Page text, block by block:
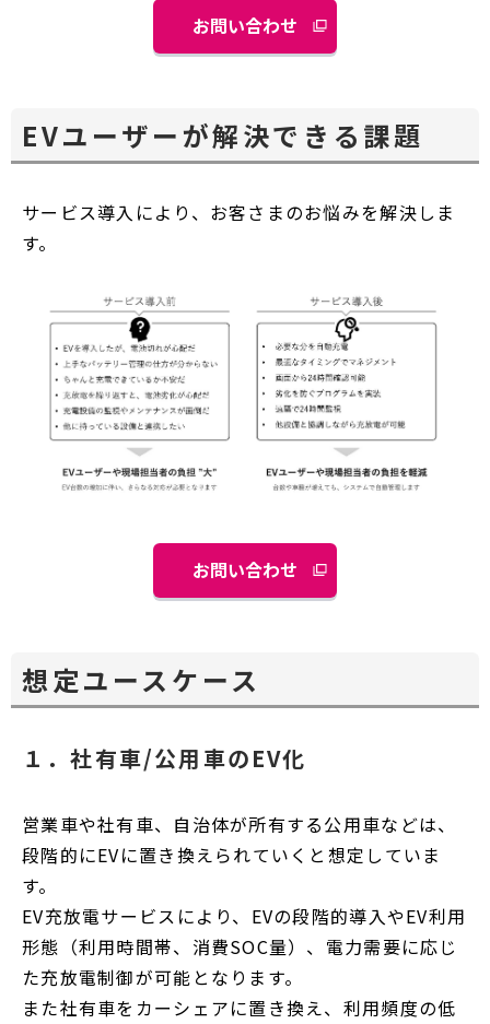
お問い合わせ
EVユーザーが解決できる課題
サービス導入により、お客さまのお悩みを解決しま
す。
お問い合わせ
想定ユースケース
１．社有車/公用車のEV化
営業車や社有車、自治体が所有する公用車などは、
段階的にEVに置き換えられていくと想定していま
す。
EV充放電サービスにより、EVの段階的導入やEV利用
形態（利用時間帯、消費SOC量）、電力需要に応じ
た充放電制御が可能となります。
また社有車をカーシェアに置き換え、利用頻度の低